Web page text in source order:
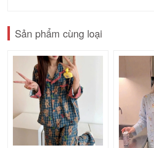
Sản phẩm cùng loại